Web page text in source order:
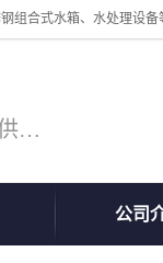
主营产品：换热器 板式换热器 换热机组 供水设备 水处理设备
公司